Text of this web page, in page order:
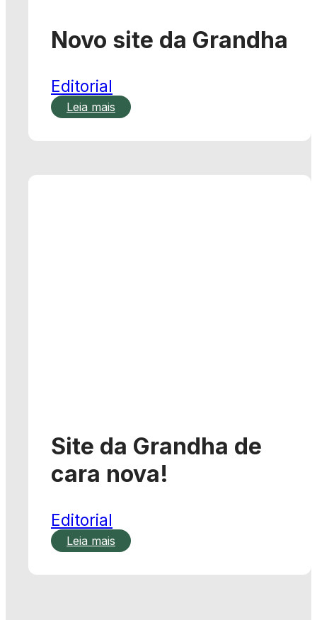
Novo site da Grandha
Editorial
Leia mais
Site da Grandha de
cara nova!
Editorial
Leia mais